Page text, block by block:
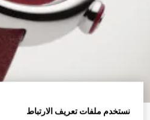
نستخدم ملفات تعريف الارتباط